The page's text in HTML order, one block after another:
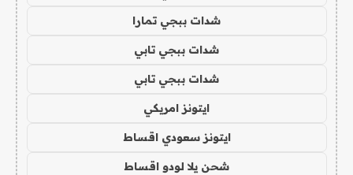
شدات ببجي تمارا
شدات ببجي تابي
شدات ببجي تابي
ايتونز امريكي
ايتونز سعودي اقساط
شحن يلا لودو اقساط